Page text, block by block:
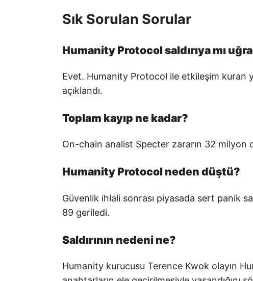
Sık Sorulan Sorular
Humanity Protocol saldırıya mı
Evet. Humanity Protocol ile etkileşim kuran
açıklandı.
Toplam kayıp ne kadar?
On-chain analist Specter zararın 32 milyon
Humanity Protocol neden düştü?
Güvenlik ihlali sonrası piyasada sert panik
89 geriledi.
Saldırının nedeni ne?
Humanity kurucusu Terence Kwok olayın